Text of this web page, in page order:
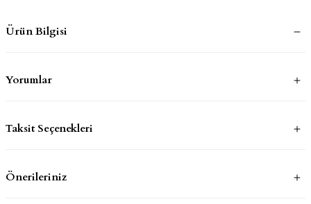
Ürün Bilgisi
Yorumlar
Taksit Seçenekleri
Önerileriniz